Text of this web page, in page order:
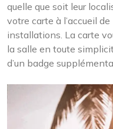
quelle que soit leur
votre carte à l’accueil
installations. La carte
la salle en toute
d’un badge